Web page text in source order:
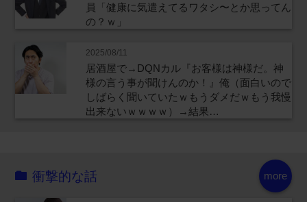
員「健康に気遣えてるワタシ〜とか思ってん
の？ｗ」
2025/08/11
居酒屋で→DQNカル『お客様は神様だ。神
様の言う事が聞けんのか！』俺（面白いので
しばらく聞いていたｗもうダメだｗもう我慢
出来ないｗｗｗｗ）→結果…
more
衝撃的な話